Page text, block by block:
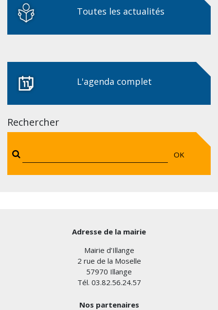
Toutes les actualités
L'agenda complet
Rechercher
OK
Adresse de la mairie
Mairie d’Illange
2 rue de la Moselle
57970 Illange
Tél. 03.82.56.24.57
Nos partenaires